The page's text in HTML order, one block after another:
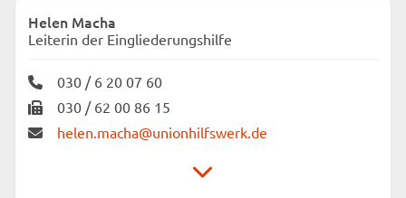
Verbund Betreutes Wohnen Neukölln
Juliusstr. 41
12051 Berlin
Helen Macha
Leiterin der Eingliederungshilfe
030 / 6 20 07 60
030 / 62 00 86 15
helen.macha@unionhilfswerk.de